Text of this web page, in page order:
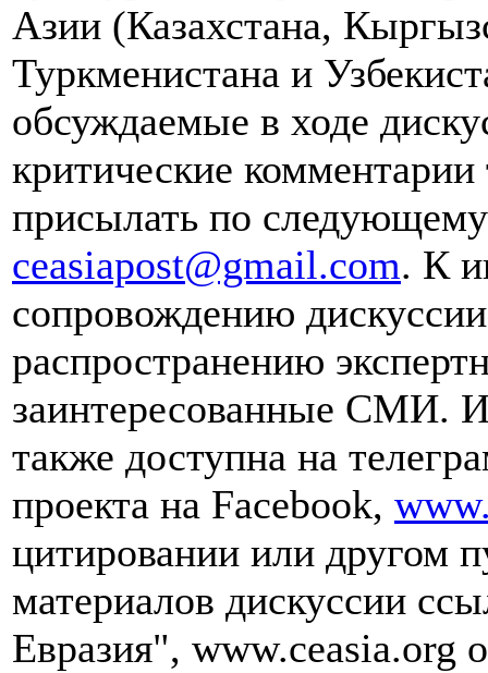
Азии (Казахстана,
Туркменистана и
обсуждаемые в ходе
критические
присылать по
ceasiapost@gmail.com. К
сопровождению
распространению
заинтересованные СМИ.
также доступна на
проекта на Facebook,
цитировании или другом
материалов дискуссии
Евразия", www.ceasia.org